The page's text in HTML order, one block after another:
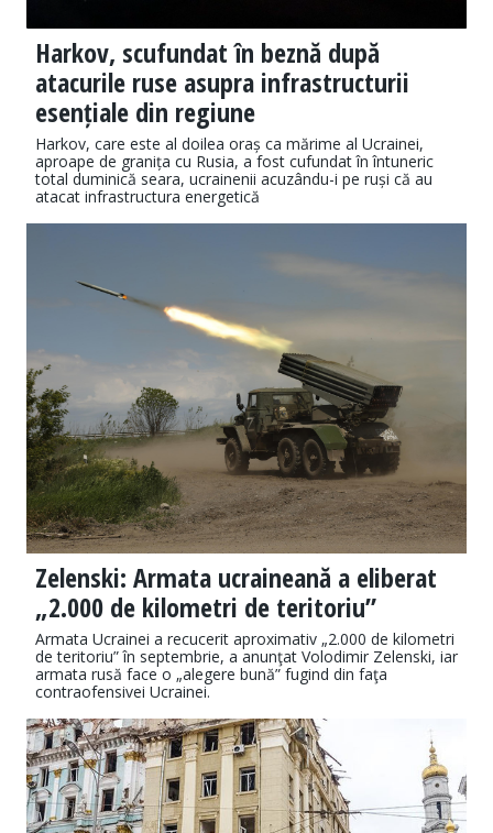
Harkov, scufundat în beznă după
atacurile ruse asupra infrastructurii
esențiale din regiune
Harkov, care este al doilea oraș ca mărime al Ucrainei,
aproape de granița cu Rusia, a fost cufundat în întuneric
total duminică seara, ucrainenii acuzându-i pe ruși că au
atacat infrastructura energetică
Zelenski: Armata ucraineană a eliberat
„2.000 de kilometri de teritoriu”
Armata Ucrainei a recucerit aproximativ „2.000 de kilometri
de teritoriu” în septembrie, a anunţat Volodimir Zelenski, iar
armata rusă face o „alegere bună” fugind din faţa
contraofensivei Ucrainei.